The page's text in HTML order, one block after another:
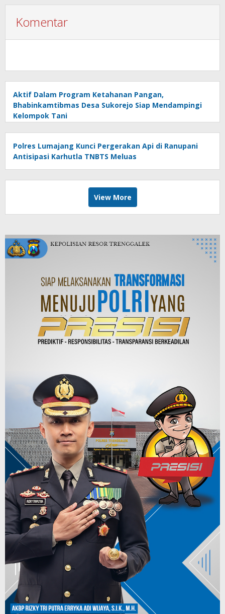
Komentar
Aktif Dalam Program Ketahanan Pangan,
Bhabinkamtibmas Desa Sukorejo Siap Mendampingi
Kelompok Tani
Polres Lumajang Kunci Pergerakan Api di Ranupani
Antisipasi Karhutla TNBTS Meluas
View More